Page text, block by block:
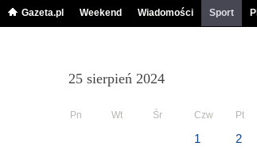
Gazeta.pl Weekend Wiadomości Sport
25 sierpień 2024
Pn Wt Śr Czw Pt
1 2